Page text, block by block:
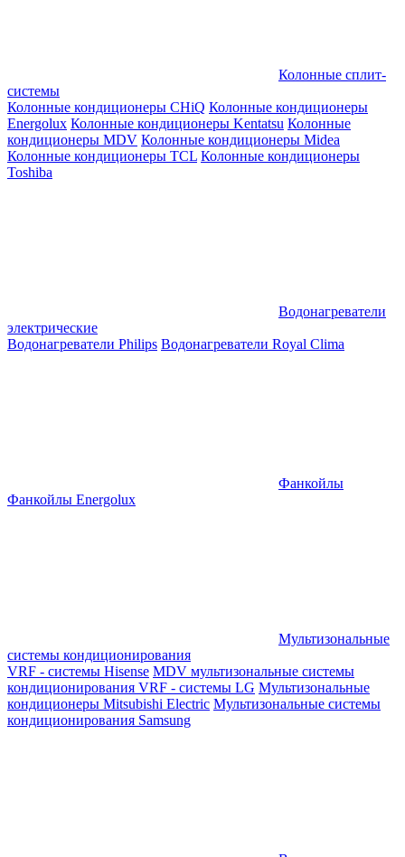
Колонные сплит-
системы
Колонные кондиционеры CHiQ Колонные кондиционеры
Energolux Колонные кондиционеры Kentatsu Колонные
кондиционеры MDV Колонные кондиционеры Midea
Колонные кондиционеры TCL Колонные кондиционеры
Toshiba
Водонагреватели
электрические
Водонагреватели Philips Водонагреватели Royal Clima
Фанкойлы
Фанкойлы Energolux
Мультизональные
системы кондиционирования
VRF - системы Hisense MDV мультизональные системы
кондиционирования VRF - системы LG Мультизональные
кондиционеры Mitsubishi Electric Мультизональные системы
кондиционирования Samsung